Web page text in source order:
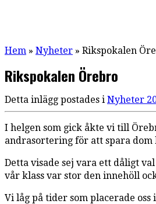
Hem » Nyheter » Rikspokalen
Rikspokalen Örebro
Detta inlägg postades i Nyheter
I helgen som gick åkte vi till
andrasortering för att spara
Detta visade sej vara ett dåligt
vår klass var stor den innehöll
Vi låg på tider som placerade